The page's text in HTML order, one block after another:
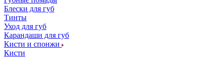
Блески для губ
Тинты
Уход для губ
Карандаши для губ
Кисти и спонжи
Кисти